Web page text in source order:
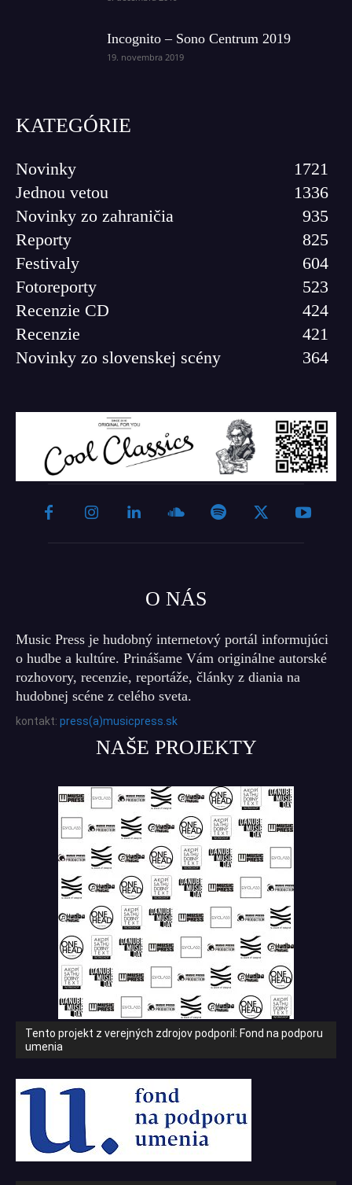
Incognito – Sono Centrum 2019
19. novembra 2019
KATEGÓRIE
Novinky
1721
Jednou vetou
1336
Novinky zo zahraničia
935
Reporty
825
Festivaly
604
Fotoreporty
523
Recenzie CD
424
Recenzie
421
Novinky zo slovenskej scény
364
O NÁS
Music Press je hudobný internetový portál informujúci
o hudbe a kultúre. Prinášame Vám originálne autorské
rozhovory, recenzie, reportáže, články z diania na
hudobnej scéne z celého sveta.
kontakt: press(a)musicpress.sk
NAŠE PROJEKTY
Tento projekt z verejných zdrojov podporil: Fond na podporu
umenia